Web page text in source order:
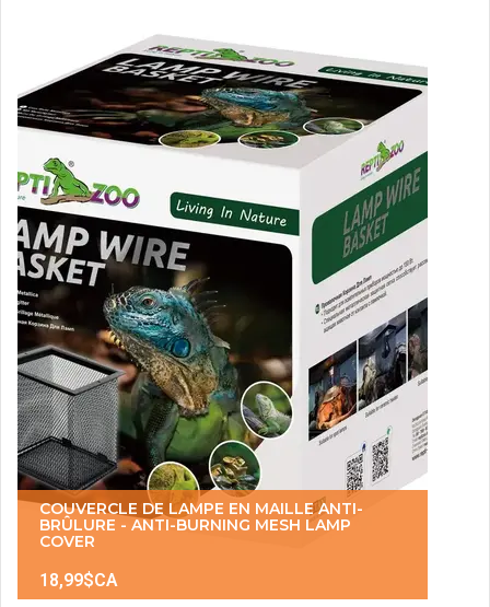
COUVERCLE DE LAMPE EN MAILLE ANTI-
BRÛLURE - ANTI-BURNING MESH LAMP
COVER
18,99$CA